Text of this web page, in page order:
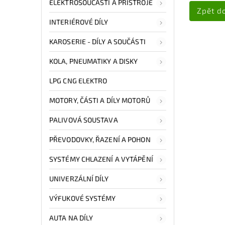
ELEKTROSOUČÁSTI A PŘÍSTROJE
INTERIÉROVÉ DÍLY
KAROSERIE - DÍLY A SOUČÁSTI
KOLA, PNEUMATIKY A DISKY
LPG CNG ELEKTRO
MOTORY, ČÁSTI A DÍLY MOTORŮ
PALIVOVÁ SOUSTAVA
PŘEVODOVKY, ŘAZENÍ A POHON
SYSTÉMY CHLAZENÍ A VYTÁPĚNÍ
UNIVERZÁLNÍ DÍLY
VÝFUKOVÉ SYSTÉMY
AUTA NA DÍLY
Zpět